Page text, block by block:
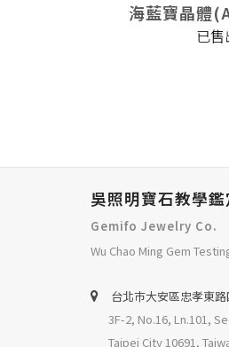
海藍寶晶體
已售
吳照明寶石教學
Gemifo Jewelry Co.
Wu Chao Ming Gem
台北巿大安區忠孝東
3F-2, No.16, Ln.101,
Taipei City 10691,